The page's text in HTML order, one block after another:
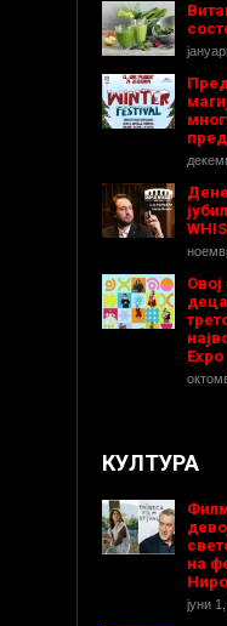
Expo
КУЛТУРА
на
јуни